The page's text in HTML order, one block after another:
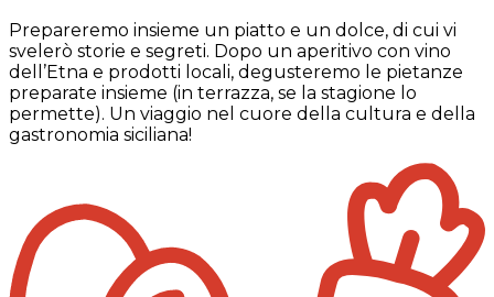
Prepareremo insieme un piatto e un dolce, di cui vi
svelerò storie e segreti. Dopo un aperitivo con vino
dell’Etna e prodotti locali, degusteremo le pietanze
preparate insieme (in terrazza, se la stagione lo
permette). Un viaggio nel cuore della cultura e della
gastronomia siciliana!